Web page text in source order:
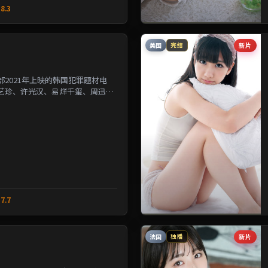
8.3
2021年上映的韩国犯罪题材电
珍、许光汉、易烊千玺、周迅等
7.7
新片
美国 完结
新片
法国 独播